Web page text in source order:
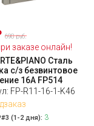
698 руб.
заказе онлайн!
Сталь
с/з безвинтовое
16А FP514
FP-R11-16-1-K46
(1-2 дня): 3